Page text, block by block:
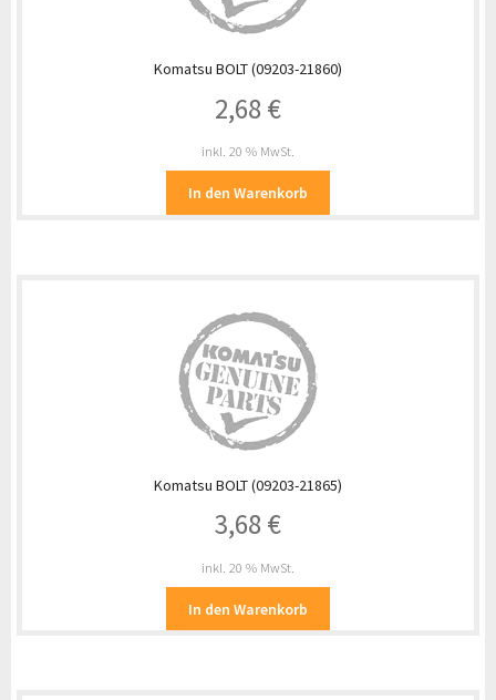
Komatsu BOLT (09203-21860)
2,68 €
inkl. 20 % MwSt.
In den Warenkorb
Komatsu BOLT (09203-21865)
3,68 €
inkl. 20 % MwSt.
In den Warenkorb